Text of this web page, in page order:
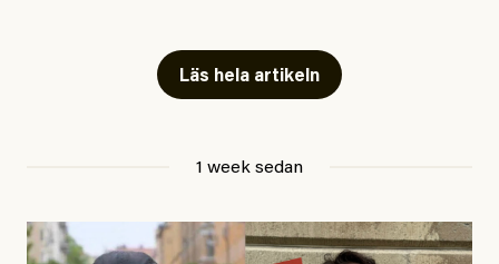
Läs hela artikeln
1 week sedan